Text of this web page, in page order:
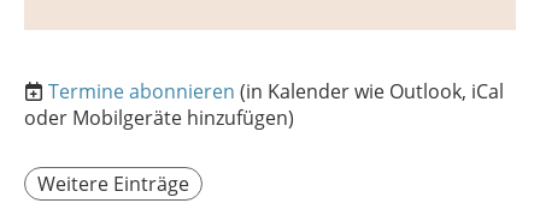
Termine abonnieren (in Kalender wie Outlook, iCal
oder Mobilgeräte hinzufügen)
Weitere Einträge